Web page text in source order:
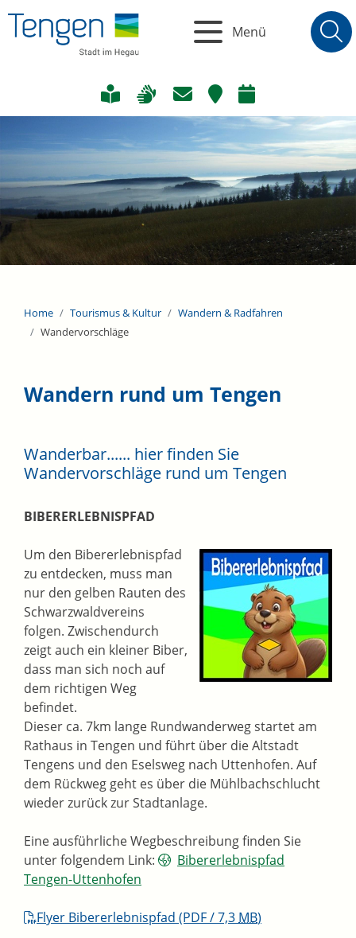
Menü
Home Tourismus & Kultur
Wandern & Radfahren
Wandervorschläge
Wandern rund um Tengen
Wanderbar...... hier finden Sie
Wandervorschläge rund um Tengen
BIBERERLEBNISPFAD
Um den Bibererlebnispfad
zu entdecken, muss man
nur den gelben Rauten des
Schwarzwaldvereins
folgen. Zwischendurch
zeigt auch ein kleiner Biber,
dass man sich noch auf
dem richtigen Weg
befindet.
Dieser ca. 7km lange Rundwanderweg startet am
Rathaus in Tengen und führt über die Altstadt
Tengens und den Eselsweg nach Uttenhofen. Auf
dem Rückweg geht es über die Mühlbachschlucht
wieder zurück zur Stadtanlage.
Eine ausführliche Wegbeschreibung finden Sie
unter folgendem Link:
Bibererlebnispfad
Tengen-Uttenhofen
Flyer Bibererlebnispfad (PDF / 7,3 MB)